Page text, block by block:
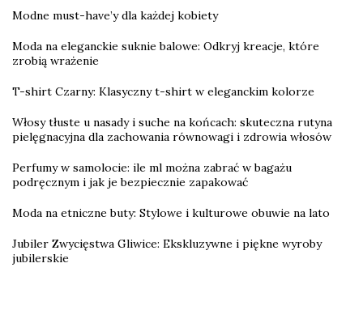
Modne must-have’y dla każdej kobiety
Moda na eleganckie suknie balowe: Odkryj kreacje, które
zrobią wrażenie
T-shirt Czarny: Klasyczny t-shirt w eleganckim kolorze
Włosy tłuste u nasady i suche na końcach: skuteczna rutyna
pielęgnacyjna dla zachowania równowagi i zdrowia włosów
Perfumy w samolocie: ile ml można zabrać w bagażu
podręcznym i jak je bezpiecznie zapakować
Moda na etniczne buty: Stylowe i kulturowe obuwie na lato
Jubiler Zwycięstwa Gliwice: Ekskluzywne i piękne wyroby
jubilerskie